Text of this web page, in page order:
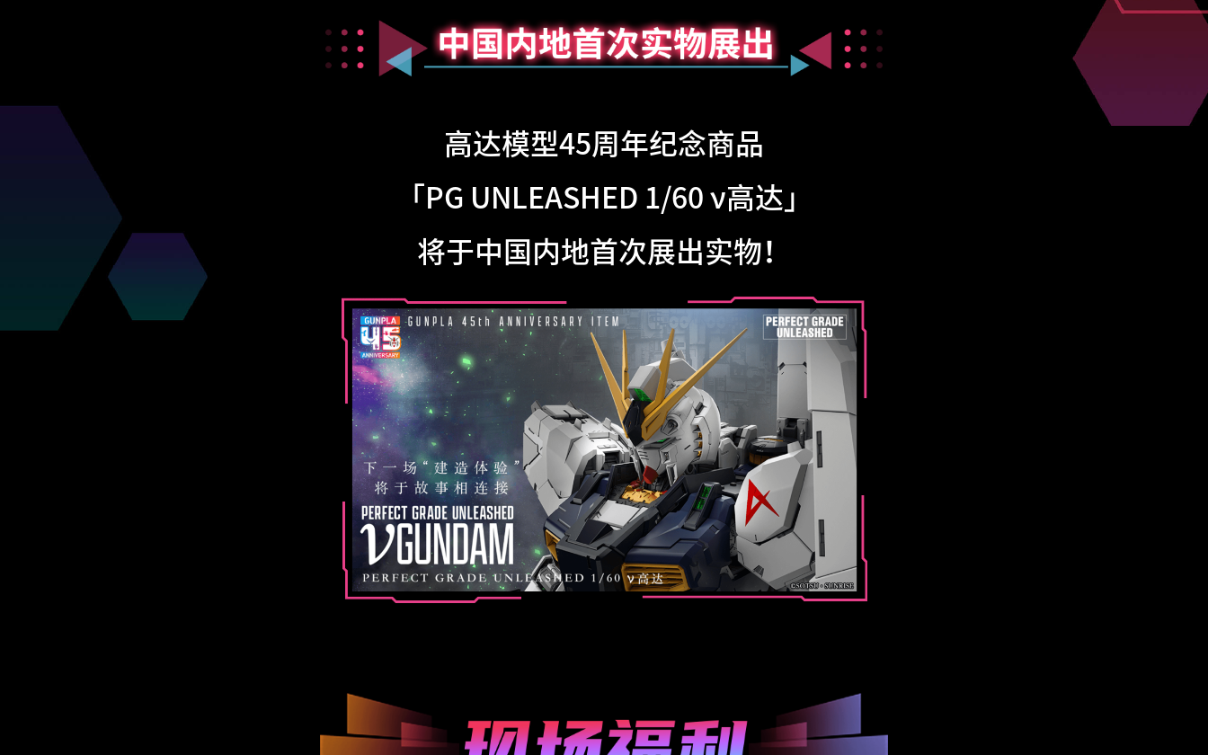
高达模型45周年纪念商品
「PG UNLEASHED 1/60 ν高达」
将于中国内地首次展出实物！